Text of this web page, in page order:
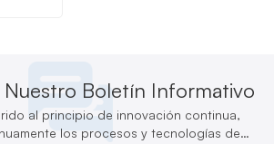
Nuestro Boletín Informativo
al principio de innovación continua,
los procesos y tecnologías de